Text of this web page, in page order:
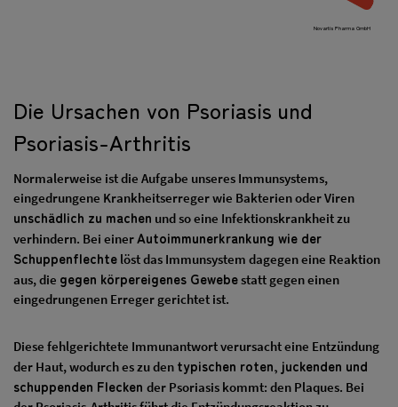
Novartis Pharma GmbH
Die Ursachen von Psoriasis und
Psoriasis-Arthritis
Normalerweise ist die Aufgabe unseres Immunsystems,
eingedrungene Krankheitserreger wie Bakterien oder Viren
unschädlich zu machen und so eine Infektionskrankheit zu
verhindern. Bei einerAutoimmunerkrankung wie der
Schuppenflechte löst das Immunsystem dagegen eine Reaktion
aus, die gegen körpereigenes Gewebestatt gegen einen
eingedrungenen Erreger gerichtet ist.
Diese fehlgerichtete Immunantwort verursacht eine Entzündung
der Haut, wodurch es zu den typischen roten, juckenden und
schuppenden Flecken der Psoriasis kommt: den Plaques. Bei